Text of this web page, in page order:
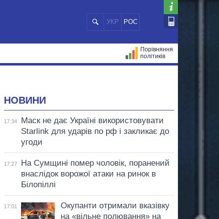
УКР РОС
Порівняння
політиків
НОВИНИ
17:34
Маск не дає Україні використовувати
Starlink для ударів по рф і закликає до
угоди
17:27
На Сумщині помер чоловік, поранений
внаслідок ворожої атаки на ринок в
Білопіллі
17:01
Окупанти отримали вказівку
на «вільне полювання» на